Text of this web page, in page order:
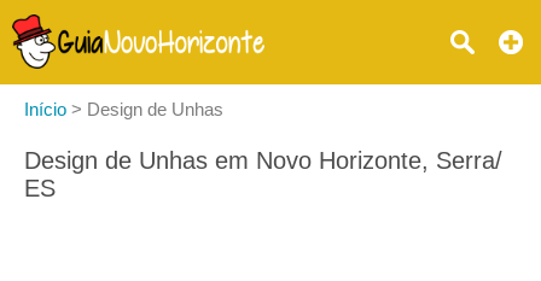
Início > Design de Unhas
Design de Unhas em Novo Horizonte, Serra/
ES